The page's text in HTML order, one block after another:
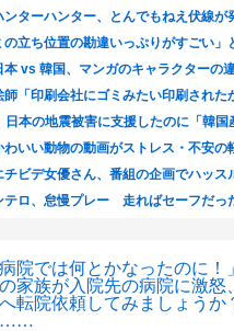
病院では何とかなったのに！
家族が入院先の病院に激怒
転院依頼してみましょうか
……